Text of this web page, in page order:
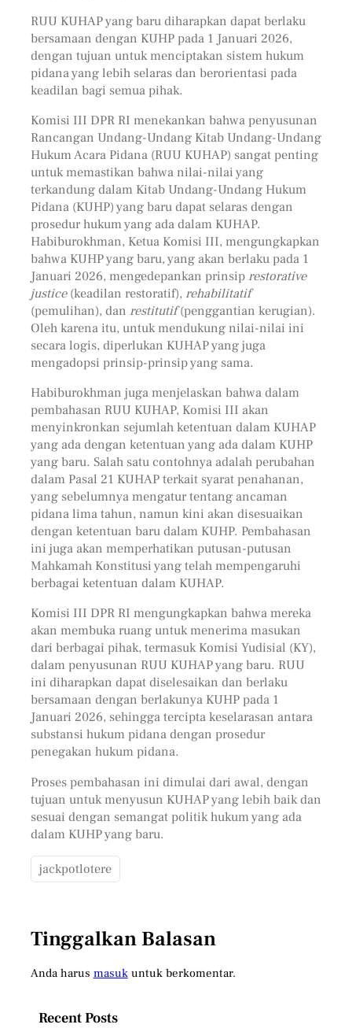
RUU KUHAP yang baru diharapkan dapat berlaku
bersamaan dengan KUHP pada 1 Januari 2026,
dengan tujuan untuk menciptakan sistem hukum
pidana yang lebih selaras dan berorientasi pada
keadilan bagi semua pihak.
Komisi III DPR RI menekankan bahwa penyusunan
Rancangan Undang-Undang Kitab Undang-Undang
Hukum Acara Pidana (RUU KUHAP) sangat penting
untuk memastikan bahwa nilai-nilai yang
terkandung dalam Kitab Undang-Undang Hukum
Pidana (KUHP) yang baru dapat selaras dengan
prosedur hukum yang ada dalam KUHAP.
Habiburokhman, Ketua Komisi III, mengungkapkan
bahwa KUHP yang baru, yang akan berlaku pada 1
Januari 2026, mengedepankan prinsip restorative
justice(keadilan restoratif), rehabilitatif
(pemulihan), dan restitutif(penggantian kerugian).
Oleh karena itu, untuk mendukung nilai-nilai ini
secara logis, diperlukan KUHAP yang juga
mengadopsi prinsip-prinsip yang sama.
Habiburokhman juga menjelaskan bahwa dalam
pembahasan RUU KUHAP, Komisi III akan
menyinkronkan sejumlah ketentuan dalam KUHAP
yang ada dengan ketentuan yang ada dalam KUHP
yang baru. Salah satu contohnya adalah perubahan
dalam Pasal 21 KUHAP terkait syarat penahanan,
yang sebelumnya mengatur tentang ancaman
pidana lima tahun, namun kini akan disesuaikan
dengan ketentuan baru dalam KUHP. Pembahasan
ini juga akan memperhatikan putusan-putusan
Mahkamah Konstitusi yang telah mempengaruhi
berbagai ketentuan dalam KUHAP.
Komisi III DPR RI mengungkapkan bahwa mereka
akan membuka ruang untuk menerima masukan
dari berbagai pihak, termasuk Komisi Yudisial (KY),
dalam penyusunan RUU KUHAP yang baru. RUU
ini diharapkan dapat diselesaikan dan berlaku
bersamaan dengan berlakunya KUHP pada 1
Januari 2026, sehingga tercipta keselarasan antara
substansi hukum pidana dengan prosedur
penegakan hukum pidana.
Proses pembahasan ini dimulai dari awal, dengan
tujuan untuk menyusun KUHAP yang lebih baik dan
sesuai dengan semangat politik hukum yang ada
dalam KUHP yang baru.
jackpotlotere
Tinggalkan Balasan
Anda harus masukuntuk berkomentar.
Recent Posts